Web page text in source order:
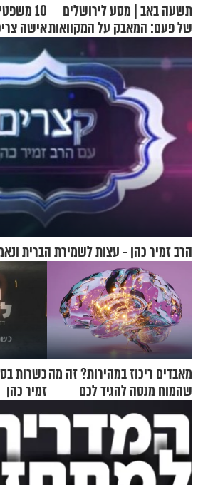
תשעה באב | מסע לירושלים
של פעם: המאבק על המקוואות
10
אישה
הרב זמיר כהן - עצות לשמירת הברית
מאבדים ריכוז במהירות? זה מה
שהמוח מנסה להגיד לכם
כשרות
זמיר כהן